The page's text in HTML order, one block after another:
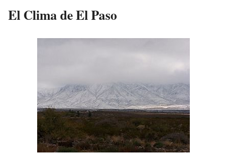
El Clima de El Paso